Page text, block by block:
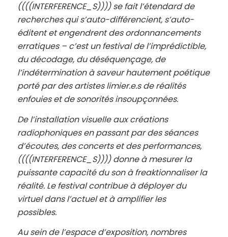
((((INTERFERENCE_S)))) se fait l’étendard de
recherches qui s’auto-différencient, s’auto-
éditent et engendrent des ordonnancements
erratiques – c’est un festival de l’imprédictible,
du décodage, du déséquençage, de
l’indétermination à saveur hautement poétique
porté par des artistes limier.e.s de réalités
enfouies et de sonorités insoupçonnées.
De l’installation visuelle aux créations
radiophoniques en passant par des séances
d’écoutes, des concerts et des performances,
((((INTERFERENCE_S)))) donne à mesurer la
puissante capacité du son à freaktionnaliser la
réalité. Le festival contribue à déployer du
virtuel dans l’actuel et à amplifier les
possibles.
Au sein de l’espace d’exposition, nombres